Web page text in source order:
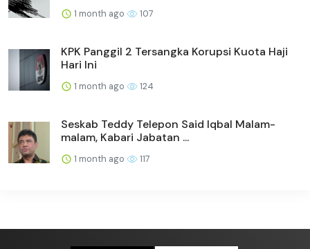
1 month ago 107
KPK Panggil 2 Tersangka Korupsi Kuota Haji
Hari Ini
1 month ago 124
Seskab Teddy Telepon Said Iqbal Malam-
malam, Kabari Jabatan ...
1 month ago 117